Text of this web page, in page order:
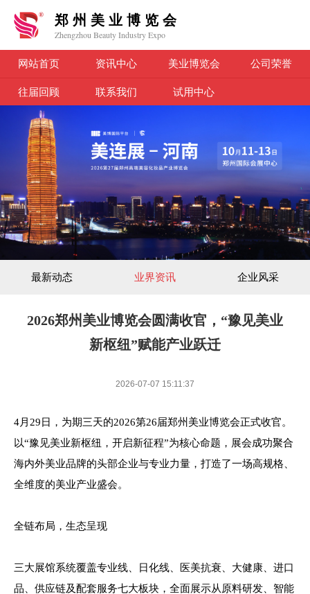
郑州美业博览会
Zhengzhou Beauty Industry Expo
网站首页 资讯中心 美业博览会 公司荣誉
往届回顾 联系我们 试用中心
最新动态 业界资讯 企业风采
展后报告 活动议程
2026郑州美业博览会圆满收官，“豫见美业
新枢纽”赋能产业跃迁
2026-07-07 15:11:37
4月29日，为期三天的2026第26届郑州美业博览会正式收官。
以“豫见美业新枢纽，开启新征程”为核心命题，展会成功聚合
海内外美业品牌的头部企业与专业力量，打造了一场高规格、
全维度的美业产业盛会。
全链布局，生态呈现
三大展馆系统覆盖专业线、日化线、医美抗衰、大健康、进口
品、供应链及配套服务七大板块，全面展示从原料研发、智能